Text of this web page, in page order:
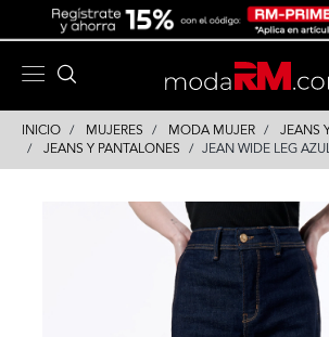
INICIO MUJERES MODA MUJER
JEANS
JEANS Y PANTALONES
JEAN WIDE LEG